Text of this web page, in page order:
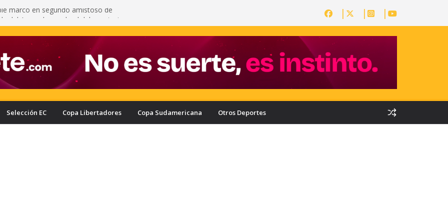
marcó en segundo amistoso de
cuánto ganaría el ecuatoriano
puede quedar eliminado de la Copa
a haber derrotado a Liga de Portoviejo?
con nuevo delantero: Ronie Carrillo llegó a
fichar por el Bombillo
Liga de Portoviejo en polémica partido
Selección EC Copa Libertadores Copa Sudamericana Otros Deportes